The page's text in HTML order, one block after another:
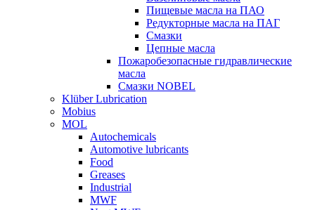
Пищевые масла на ПАО
Редукторные масла на ПАГ
Смазки
Цепные масла
Пожаробезопасные гидравлические
масла
Смазки NOBEL
Klüber Lubrication
Mobius
MOL
Autochemicals
Automotive lubricants
Food
Greases
Industrial
MWF